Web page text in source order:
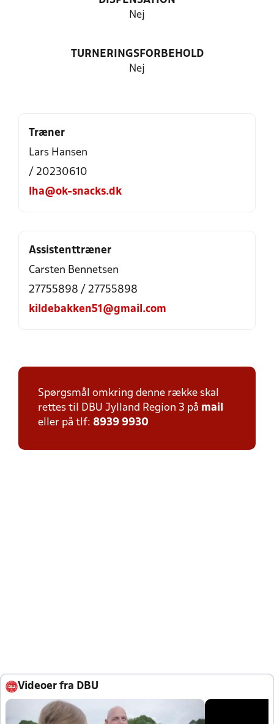
Nej
TURNERINGSFORBEHOLD
Nej
Træner
Lars Hansen
/ 20230610
lha@ok-snacks.dk
Assistenttræner
Carsten Bennetsen
27755898 / 27755898
kildebakken51@gmail.com
Spørgsmål omkring denne række skal
rettes til DBU Jylland Region 3 på mail
eller på tlf: 8939 9930
Videoer fra DBU